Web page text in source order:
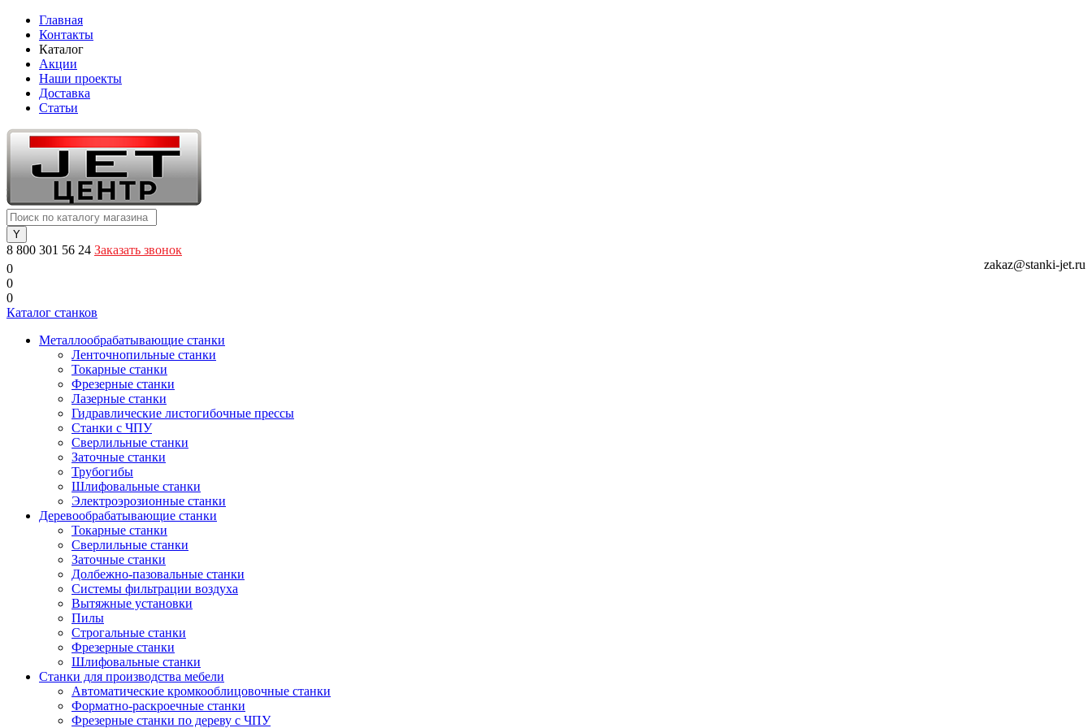
Главная
Контакты
Каталог
Акции
Наши проекты
Доставка
Статьи
8 800 301 56 24 Заказать звонок
zakaz@stanki-jet.ru
0
0
0
Каталог станков
Металлообрабатывающие станки
Ленточнопильные станки
Токарные станки
Фрезерные станки
Лазерные станки
Гидравлические листогибочные прессы
Станки с ЧПУ
Сверлильные станки
Заточные станки
Трубогибы
Шлифовальные станки
Электроэрозионные станки
Деревообрабатывающие станки
Токарные станки
Сверлильные станки
Заточные станки
Долбежно-пазовальные станки
Системы фильтрации воздуха
Вытяжные установки
Пилы
Строгальные станки
Фрезерные станки
Шлифовальные станки
Станки для производства мебели
Автоматические кромкооблицовочные станки
Форматно-раскроечные станки
Фрезерные станки по дереву с ЧПУ